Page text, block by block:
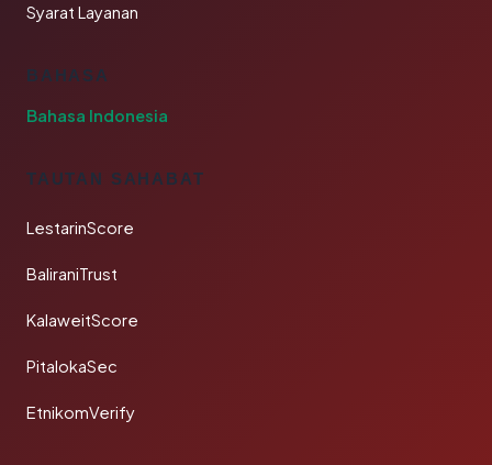
Syarat Layanan
BAHASA
Bahasa Indonesia
TAUTAN SAHABAT
LestarinScore
BaliraniTrust
KalaweitScore
PitalokaSec
EtnikomVerify